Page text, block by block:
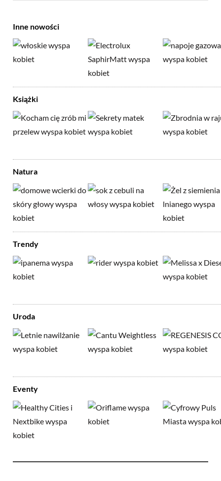
Inne nowości
Książki
Natura
Trendy
Uroda
Eventy